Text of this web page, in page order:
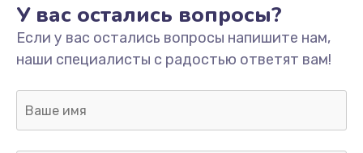
У вас остались вопросы?
Если у вас остались вопросы напишите нам,
наши специалисты с радостью ответят вам!